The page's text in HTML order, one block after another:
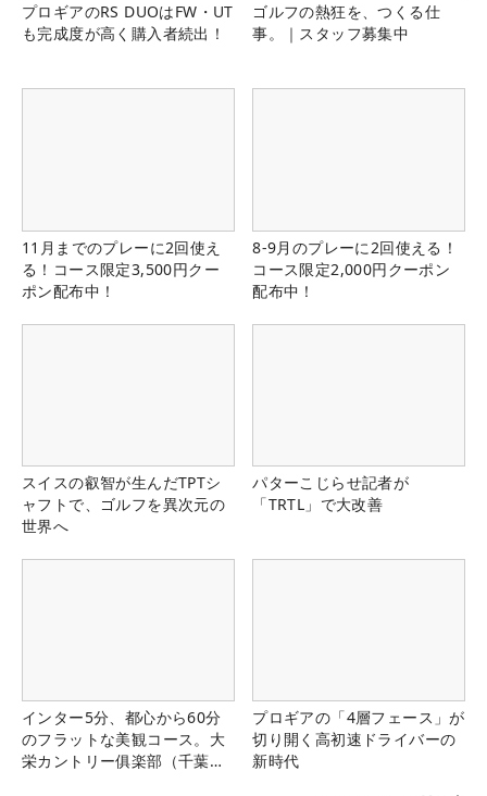
プロギアのRS DUOはFW・UT
も完成度が高く購入者続出！
ゴルフの熱狂を、つくる仕
事。｜スタッフ募集中
11月までのプレーに2回使え
る！コース限定3,500円クー
ポン配布中！
8-9月のプレーに2回使える！
コース限定2,000円クーポン
配布中！
スイスの叡智が生んだTPTシ
ャフトで、ゴルフを異次元の
世界へ
パターこじらせ記者が
「TRTL」で大改善
インター5分、都心から60分
のフラットな美観コース。大
栄カントリー俱楽部（千葉
プロギアの「4層フェース」が
切り開く高初速ドライバーの
新時代